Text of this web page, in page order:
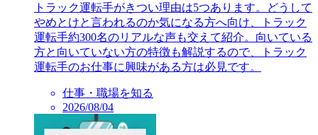
トラック運転手がきつい理由は5つあります。どうして
やめとけと言われるのか気になる方へ向け、トラック
運転手約300名のリアルな声も交えて紹介。向いている
方と向いていない方の特徴も解説するので、トラック
運転手のお仕事に興味がある方は必見です。
仕事・職場を知る
2026/08/04